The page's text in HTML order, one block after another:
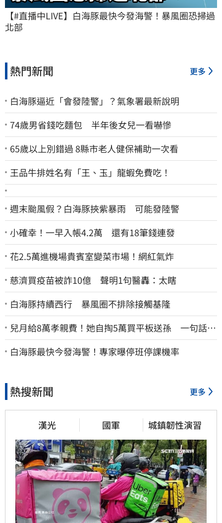
【#直播中LIVE】白海豚最快今發海警！暴風圈恐掃過
北部
熱門新聞 更多
白海豚逼近「會發陸警」？氣象署最新說明
74歲男省錢吃麵包 半年後女兒一看嚇慘
65歲以上別錯過 8縣市老人健保補助一次看
王品牛排姓名有「王、玉」龍蝦免費吃！
週末颱風假？白海豚挾紫暴雨 可能發陸警
小確幸！一早入帳4.2萬 還有18筆錢連發
花2.5萬進機場貴賓室變菜市場！網紅氣炸
慈濟買疫苗被詐10億 聲明1句醫轟：太瞎
白海豚持續西行 暴風圈不排除接觸基隆
兒月給8萬孝親費！她自掏5萬買平板送孫 一句話愣
原地「傷心不已」
白海豚最快今發海警！專家曝停班停課機率
熱搜新聞 更多
漢光 國軍 城鎮韌性演習